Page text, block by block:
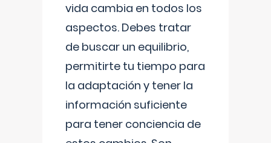
vida cambia en todos los
aspectos. Debes tratar
de buscar un equilibrio,
permitirte tu tiempo para
la adaptación y tener la
información suficiente
para tener conciencia de